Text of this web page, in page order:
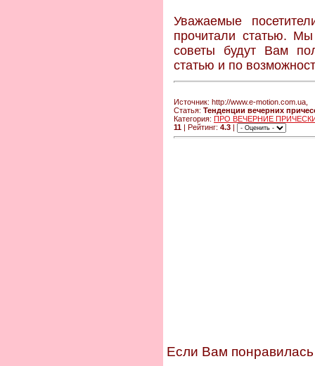
Уважаемые
прочитали статью.
советы будут Вам
статью и по
Источник: http://www.e-motion.com.ua,
Статья: Тенденции вечерних
Категория: ПРО ВЕЧЕРНИЕ
11 | Рейтинг: 4.3 |
Если Вам понравилась